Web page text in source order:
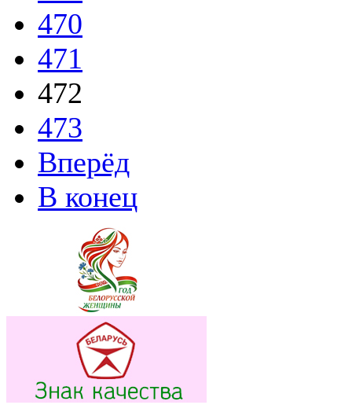
470
471
472
473
Вперёд
В конец